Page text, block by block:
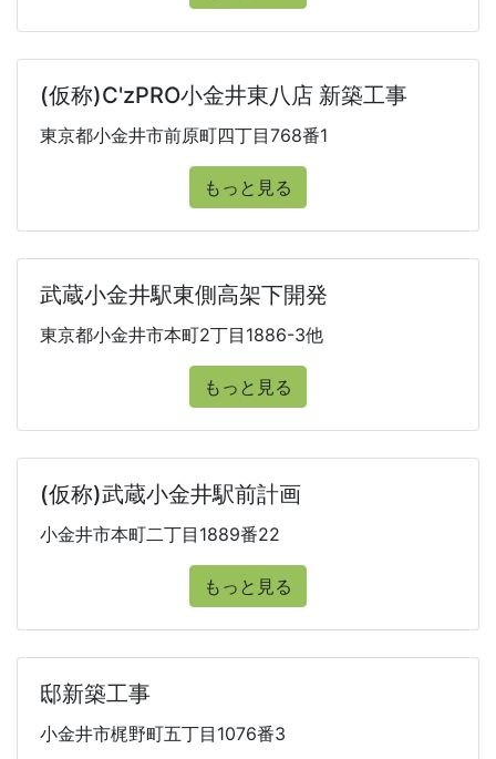
(仮称)C'zPRO小金井東八店 新築工事
東京都小金井市前原町四丁目768番1
もっと見る
武蔵小金井駅東側高架下開発
東京都小金井市本町2丁目1886-3他
もっと見る
(仮称)武蔵小金井駅前計画
小金井市本町二丁目1889番22
もっと見る
邸新築工事
小金井市梶野町五丁目1076番3